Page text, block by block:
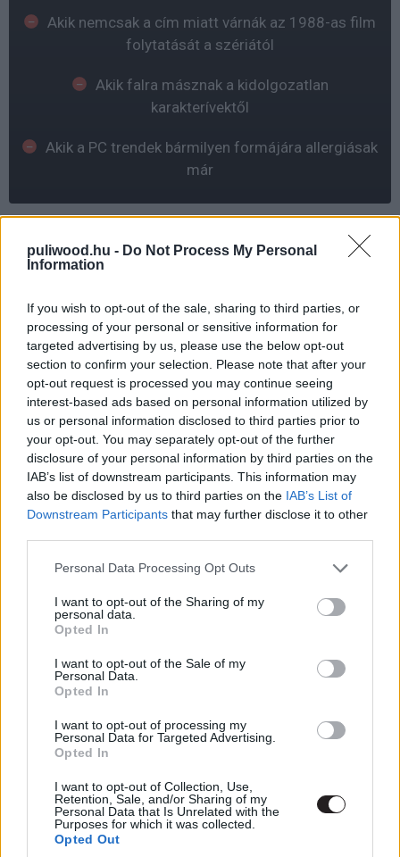
puliwood.hu - Do Not Process My Personal
Information
If you wish to opt-out of the sale, sharing to third parties, or
processing of your personal or sensitive information for
targeted advertising by us, please use the below opt-out
section to confirm your selection. Please note that after your
opt-out request is processed you may continue seeing
interest-based ads based on personal information utilized by
us or personal information disclosed to third parties prior to
your opt-out. You may separately opt-out of the further
disclosure of your personal information by third parties on the
IAB’s list of downstream participants. This information may
also be disclosed by us to third parties on the IAB’s List of
Downstream Participants that may further disclose it to other
Please note that this website/app uses one or more Google
not limited to your visit or usage behaviour. You may click to
grant or deny consent to Google and its third-party tags to
use your data for below specified purposes in below Google
consent section.
Personal Data Processing Opt Outs
I want to opt-out of the Sharing of my
personal data.
Opted In
I want to opt-out of the Sale of my
Personal Data.
Opted In
I want to opt-out of processing my
Personal Data for Targeted Advertising.
Opted In
I want to opt-out of Collection, Use,
Retention, Sale, and/or Sharing of my
Personal Data that Is Unrelated with the
Purposes for which it was collected.
Opted Out
Akik nemcsak a cím miatt várnák az 1988-as film
folytatását a szériától
Akik falra másznak a kidolgozatlan
karakterívektől
Akik a PC trendek bármilyen formájára allergiásak
már
Címkék: #willow #disney+
#jonathan kasdan
#warwick davis
cruz
#ellie bamber #erin kellyman
Hozzászólások
Pulicast
Kátai Levente |2023 január 18. 17:00
Ha kíváncsi vagy, milyen filmekre számíts ez
évben, és erről mit gondolnak a Pulicast tagjai,